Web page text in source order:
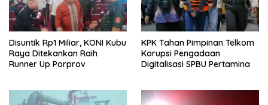
Disuntik Rp1 Miliar, KONI Kubu
Raya Ditekankan Raih
Runner Up Porprov
KPK Tahan Pimpinan Telkom
Korupsi Pengadaan
Digitalisasi SPBU Pertamina